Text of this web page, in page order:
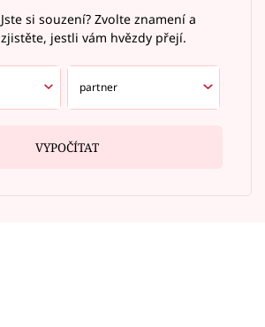
Jste si souzení? Zvolte znamení a
zjistěte, jestli vám hvězdy přejí.
VYPOČÍTAT